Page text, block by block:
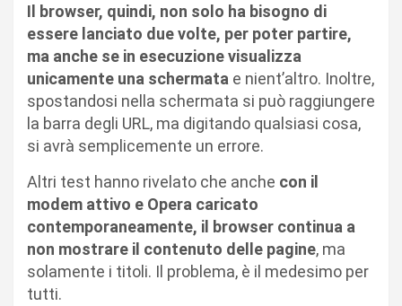
Il browser, quindi, non solo ha bisogno di
essere lanciato due volte, per poter partire,
ma anche se in esecuzione visualizza
unicamente una schermata e nient’altro. Inoltre,
spostandosi nella schermata si può raggiungere
la barra degli URL, ma digitando qualsiasi cosa,
si avrà semplicemente un errore.
Altri test hanno rivelato che anche con il
modem attivo e Opera caricato
contemporaneamente, il browser continua a
non mostrare il contenuto delle pagine, ma
solamente i titoli. Il problema, è il medesimo per
tutti.